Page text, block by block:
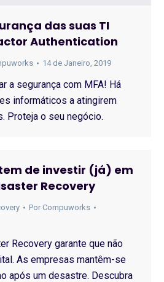
das suas TI
Authentication
14 de Janeiro, 2019
a segurança com MFA! Há
informáticos a atingirem
Proteja o seu negócio.
de investir (já) em
Recovery
Por Compuworks
Recovery garante que não
As empresas mantêm-se
após um desastre. Descubra